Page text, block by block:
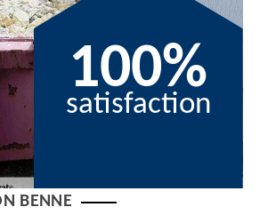
100%
satisfaction
BENNE